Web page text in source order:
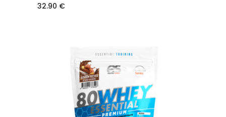
32.90 €
AÑADIR AL CARRITO